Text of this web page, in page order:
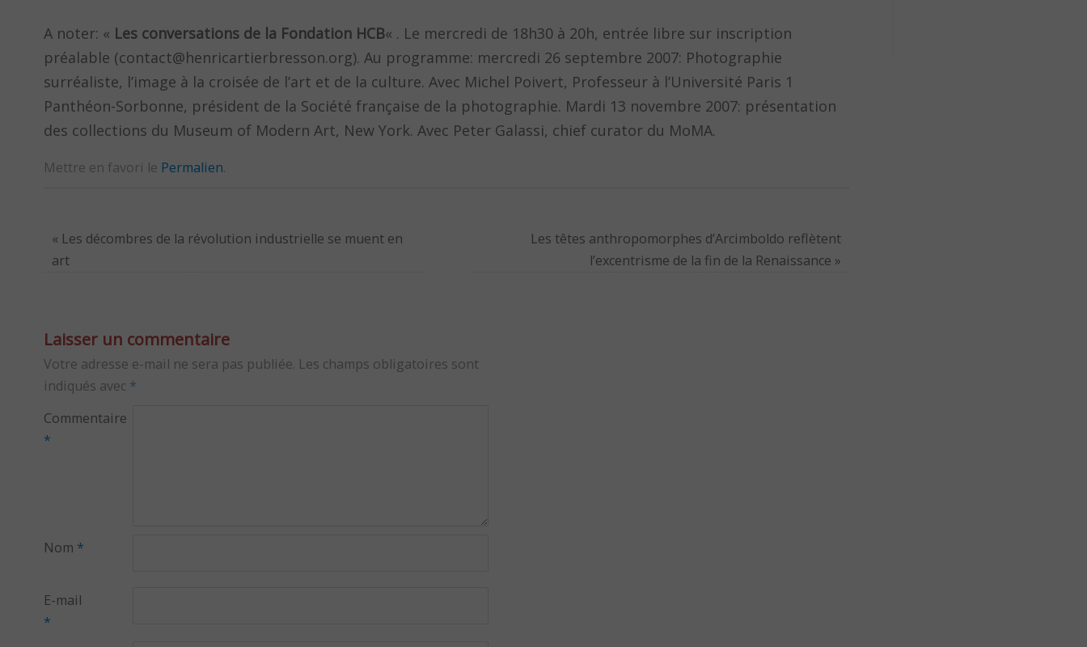
A noter: « Les conversations de la Fondation HCB« . Le mercredi de 18h30 à 20h, entrée libre sur inscription
préalable (contact@henricartierbresson.org). Au programme: mercredi 26 septembre 2007: Photographie
surréaliste, l’image à la croisée de l’art et de la culture. Avec Michel Poivert, Professeur à l’Université Paris 1
Panthéon-Sorbonne, président de la Société française de la photographie. Mardi 13 novembre 2007: présentation
des collections du Museum of Modern Art, New York. Avec Peter Galassi, chief curator du MoMA.
Mettre en favori le Permalien.
« Les décombres de la révolution industrielle se muent en
art
Les têtes anthropomorphes d’Arcimboldo reflètent
l’excentrisme de la fin de la Renaissance »
Laisser un commentaire
Votre adresse e-mail ne sera pas publiée. Les champs obligatoires sont
indiqués avec *
Commentaire
*
Nom *
E-mail
*